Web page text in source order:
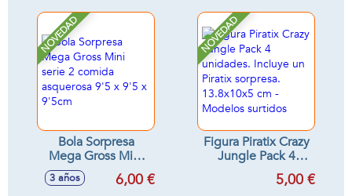
NOVEDAD
Bola Sorpresa
Mega Gross Mini
serie 2 comida
asquerosa 9'5 x 9'5
3 años 6,00 €
NOVEDAD
Figura Piratix Crazy
Jungle Pack 4
unidades. Incluye
un Piratix sorpresa.
5,00 €